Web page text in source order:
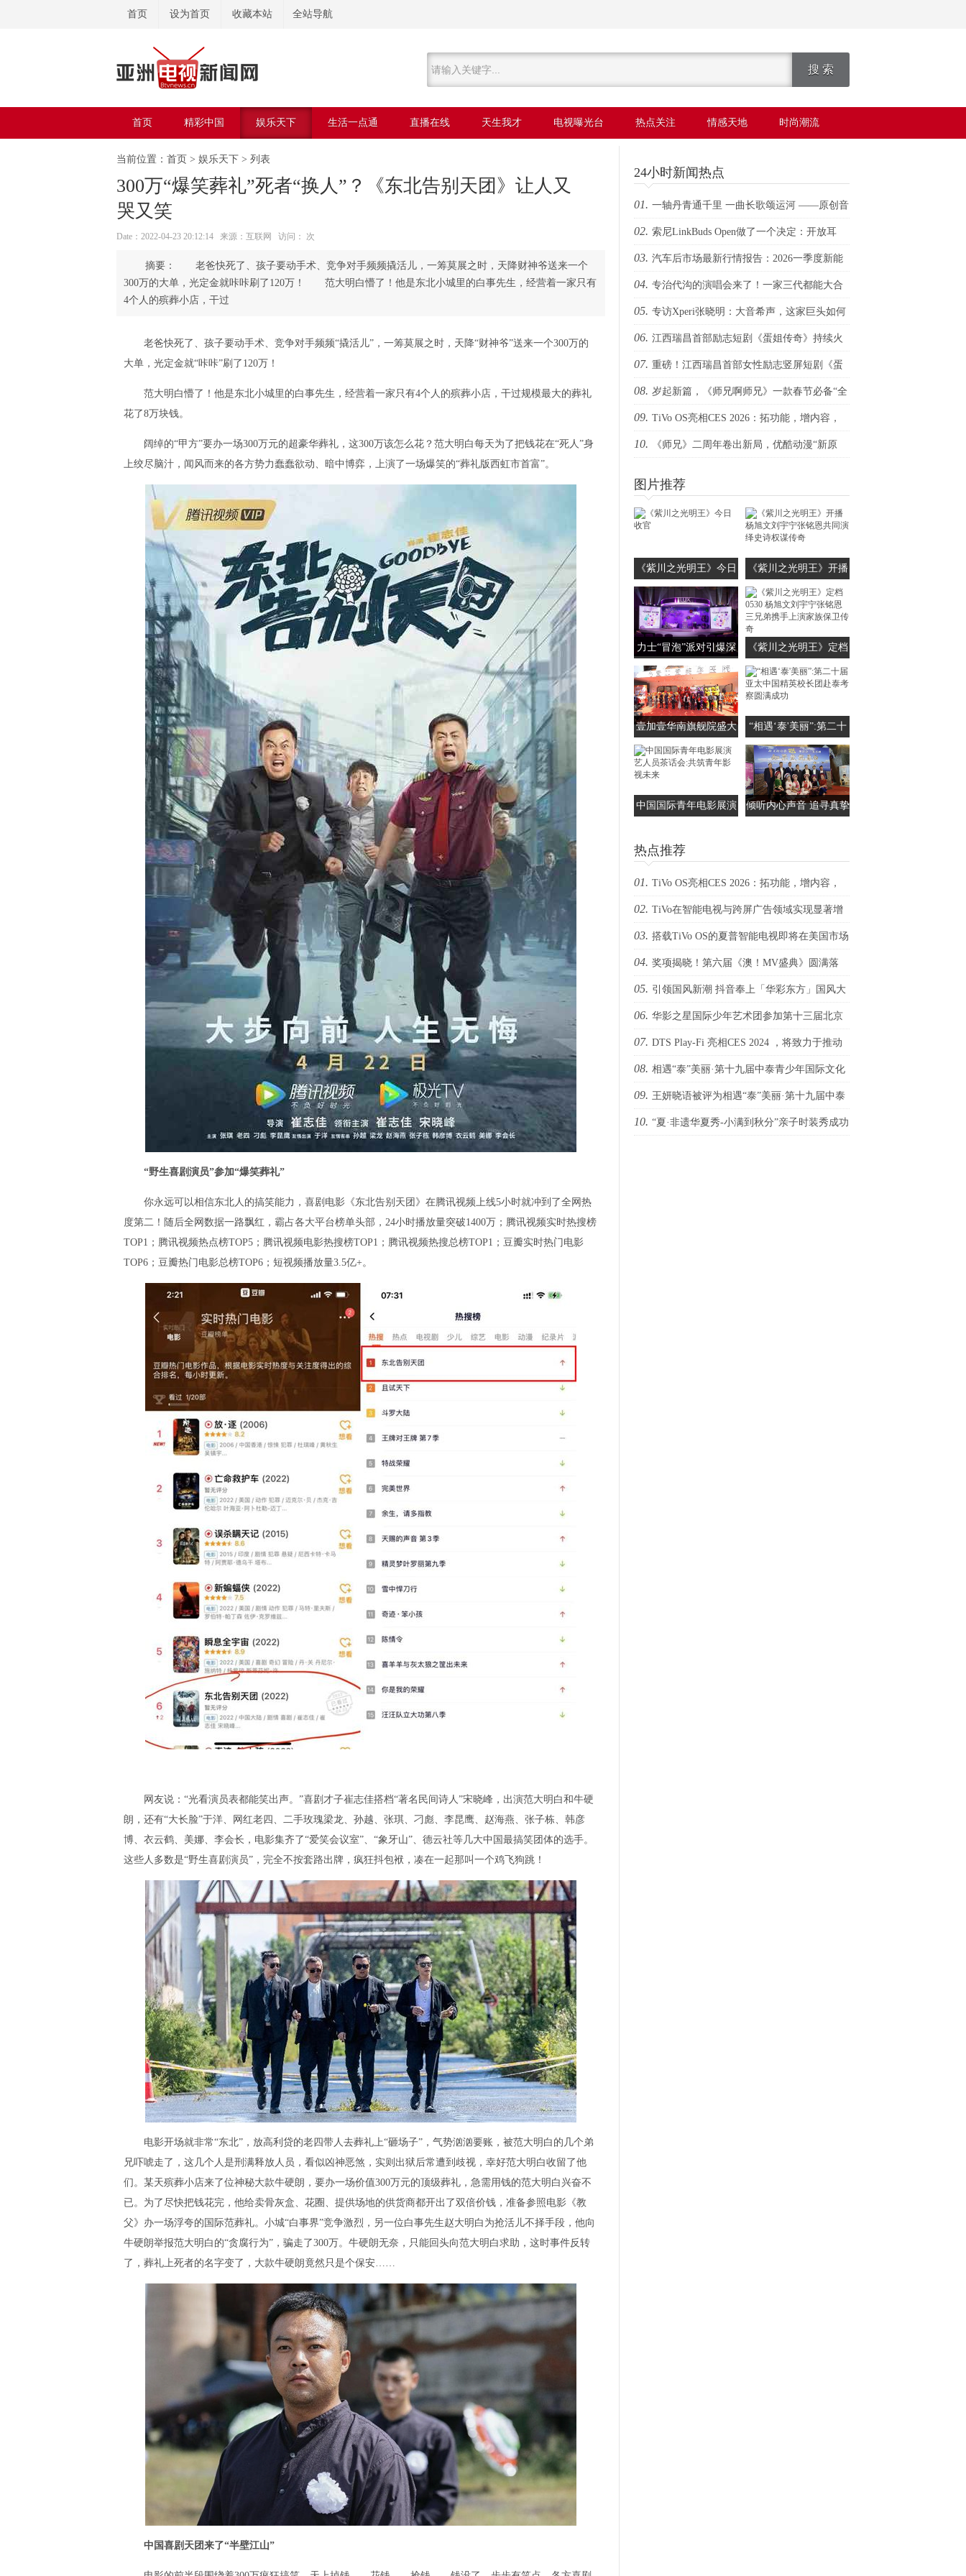
首页 设为首页 收藏本站 全站导航
首页 精彩中国 娱乐天下 生活一点通 直播在线 天生我才 电视曝光台 热点关注 情感天地 时尚潮流
美容美体
当前位置： 首页 > 娱乐天下 > 列表
300万“爆笑葬礼”死者“换人”？《东北告别天团》让人又
哭又笑
Date：2022-04-23 20:12:14 来源：互联网 访问： 次
老爸快死了、孩子要动手术、竞争对手频频撬活儿，一筹莫展之时，天降财神爷送来一个
300万的大单，光定金就咔咔刷了120万！ 范大明白懵了！他是东北小城里的白事先生，经营着一家只有
4个人的殡葬小店，干过
老爸快死了、孩子要动手术、竞争对手频频“撬活儿”，一筹莫展之时，天降“财神爷”送来一个300万的
大单，光定金就“咔咔”刷了120万！
范大明白懵了！他是东北小城里的白事先生，经营着一家只有4个人的殡葬小店，干过规模最大的葬礼
花了8万块钱。
阔绰的“甲方”要办一场300万元的超豪华葬礼，这300万该怎么花？范大明白每天为了把钱花在“死人”身
上绞尽脑汁，闻风而来的各方势力蠢蠢欲动、暗中博弈，上演了一场爆笑的“葬礼版西虹市首富”。
“野生喜剧演员”参加“爆笑葬礼”
你永远可以相信东北人的搞笑能力，喜剧电影《东北告别天团》在腾讯视频上线5小时就冲到了全网热
度第二！随后全网数据一路飘红，霸占各大平台榜单头部，24小时播放量突破1400万；腾讯视频实时热搜榜
TOP1；腾讯视频热点榜TOP5；腾讯视频电影热搜榜TOP1；腾讯视频热搜总榜TOP1；豆瓣实时热门电影
TOP6；豆瓣热门电影总榜TOP6；短视频播放量3.5亿+。
网友说：“光看演员表都能笑出声。”喜剧才子崔志佳搭档“著名民间诗人”宋晓峰，出演范大明白和牛硬
朗，还有“大长脸”于洋、网红老四、二手玫瑰梁龙、孙越、张琪、刁彪、李昆鹰、赵海燕、张子栋、韩彦
博、衣云鹤、美娜、李会长，电影集齐了“爱笑会议室”、“象牙山”、德云社等几大中国最搞笑团体的选手。
这些人多数是“野生喜剧演员”，完全不按套路出牌，疯狂抖包袱，凑在一起那叫一个鸡飞狗跳！
电影开场就非常“东北”，放高利贷的老四带人去葬礼上“砸场子”，气势汹汹要账，被范大明白的几个弟
兄吓唬走了，这几个人是刑满释放人员，看似凶神恶煞，实则出狱后常遭到歧视，幸好范大明白收留了他
们。某天殡葬小店来了位神秘大款牛硬朗，要办一场价值300万元的顶级葬礼，急需用钱的范大明白兴奋不
已。为了尽快把钱花完，他给卖骨灰盒、花圈、提供场地的供货商都开出了双倍价钱，准备参照电影《教
父》办一场浮夸的国际范葬礼。小城“白事界”竞争激烈，另一位白事先生赵大明白为抢活儿不择手段，他向
牛硬朗举报范大明白的“贪腐行为”，骗走了300万。牛硬朗无奈，只能回头向范大明白求助，这时事件反转
了，葬礼上死者的名字变了，大款牛硬朗竟然只是个保安……
中国喜剧天团来了“半壁江山”
24小时新闻热点
01. 一轴丹青通千里 一曲长歌颂运河 ——原创音
乐剧《天地运河情之千里丹青》津门启幕展卷
02. 索尼LinkBuds Open做了一个决定：开放耳
朵，世界更精彩
03. 汽车后市场最新行情报告：2026一季度新能
源维保台次暴涨20%，小米、问界成增长黑马
04. 专治代沟的演唱会来了！一家三代都能大合
唱
05. 专访Xperi张晓明：大音希声，这家巨头如何
重构你的全场景视听
06. 江西瑞昌首部励志短剧《蛋姐传奇》持续火
爆！双平台数据刷新纪录，见证本土力量
07. 重磅！江西瑞昌首部女性励志竖屏短剧《蛋
姐传奇》定档三八节
08. 岁起新篇，《师兄啊师兄》一款春节必备“全
家欢”国漫！
09. TiVo OS亮相CES 2026：拓功能，增内容，
扩生态
10. 《师兄》二周年卷出新局，优酷动漫“新原
图片推荐
《紫川之光明王》今日
收官
《紫川之光明王》开播
杨旭文刘宇宁张铭恩共
同演绎史诗权谋传奇
力士“冒泡”派对引爆深
圳 田曦薇带你解锁4款
留香沐浴新范式
《紫川之光明王》定档
0530 杨旭文刘宇宁张铭
恩三兄弟携手上演家族
壹加壹华南旗舰院盛大
启航，国际医师部抗衰
中心崭新亮相
“相遇‘泰'美丽”:第二十
届亚太中国精英校长团
赴泰考察圆满成功
中国国际青年电影展演
影视未来
倾听内心声音 追寻真挚
热点推荐
01. TiVo OS亮相CES 2026：拓功能，增内容，
扩生态
02. TiVo在智能电视与跨屏广告领域实现显著增
长里程碑
03. 搭载TiVo OS的夏普智能电视即将在美国市场
发布
04. 奖项揭晓！第六届《澳！MV盛典》圆满落
幕！
05. 引领国风新潮 抖音奉上「华彩东方」国风大
餐
06. 华影之星国际少年艺术团参加第十三届北京
国际网络电影展，传承电影梦
07. DTS Play-Fi 亮相CES 2024 ，将致力于推动
家庭影院发展
08. 相遇“泰”美丽·第十九届中泰青少年国际文化
艺术季圆满成功
09. 王妍晓语被评为相遇“泰”美丽·第十九届中泰
青少年国际文化艺术季外交小天使
10. “夏·非遗华夏秀-小满到秋分”亲子时装秀成功